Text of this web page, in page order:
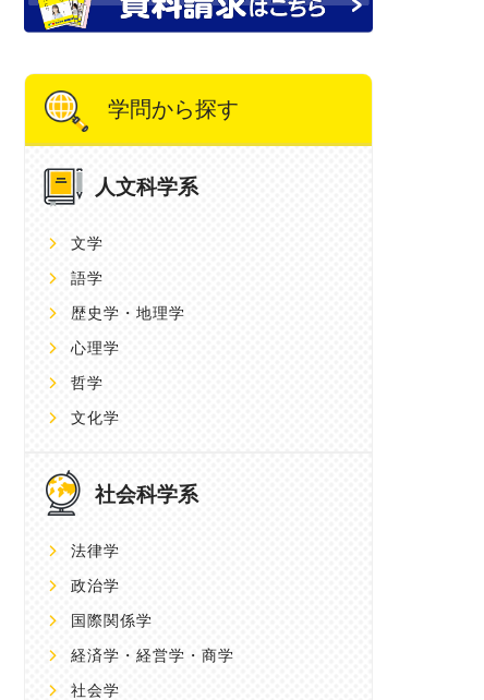
学問から探す
人文科学系
文学
語学
歴史学・地理学
心理学
哲学
文化学
社会科学系
法律学
政治学
国際関係学
経済学・経営学・商学
社会学